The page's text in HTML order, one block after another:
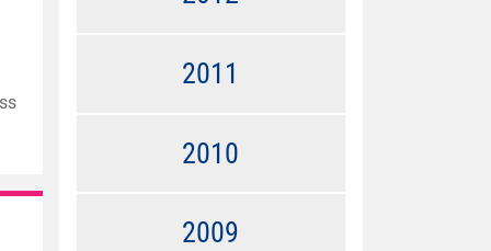
2011
2010
2009